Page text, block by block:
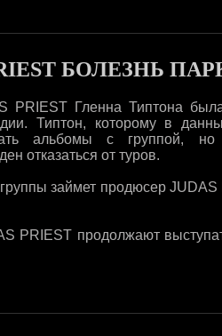
БОЛЕЗНЬ
PRIEST Гленна Типтона
Типтон, которому в
альбомы с группой,
отказаться от туров.
займет продюсер JUDAS
PRIEST продолжают